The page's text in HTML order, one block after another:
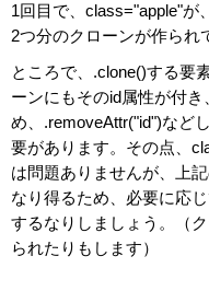
1回目で、class="apple"が
2つ分のクローンが作られ
ところで、.clone()する要
ーンにもそのid属性が付き
め、.removeAttr("id")など
要があります。その点、
は問題ありませんが、上
なり得るため、必要に応
するなりしましょう。（
られたりもします）